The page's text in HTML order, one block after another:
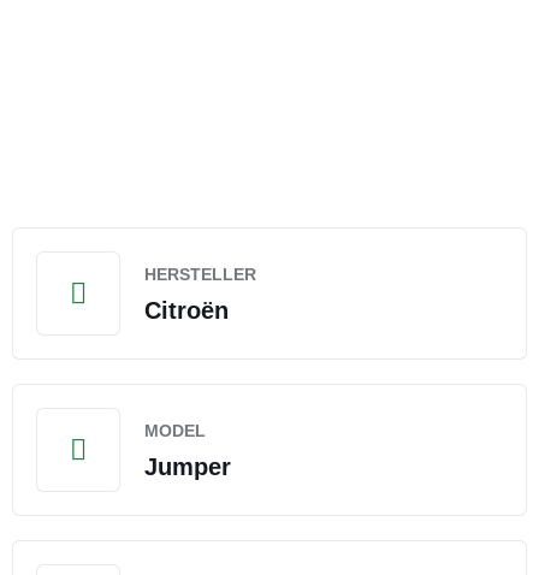
HERSTELLER
Citroën
MODEL
Jumper